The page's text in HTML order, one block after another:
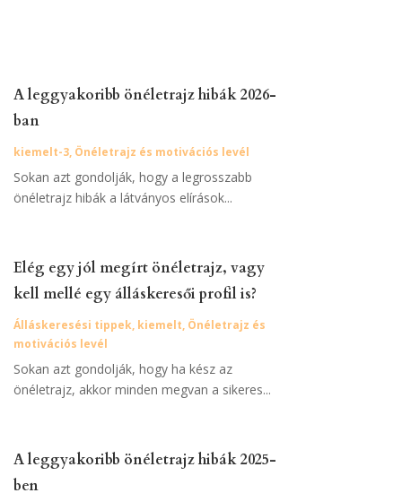
A leggyakoribb önéletrajz hibák 2026-
ban
kiemelt-3, Önéletrajz és motivációs levél
Sokan azt gondolják, hogy a legrosszabb
önéletrajz hibák a látványos elírások...
Elég egy jól megírt önéletrajz, vagy
kell mellé egy álláskeresői profil is?
Álláskeresési tippek, kiemelt, Önéletrajz és
motivációs levél
Sokan azt gondolják, hogy ha kész az
önéletrajz, akkor minden megvan a sikeres...
A leggyakoribb önéletrajz hibák 2025-
ben